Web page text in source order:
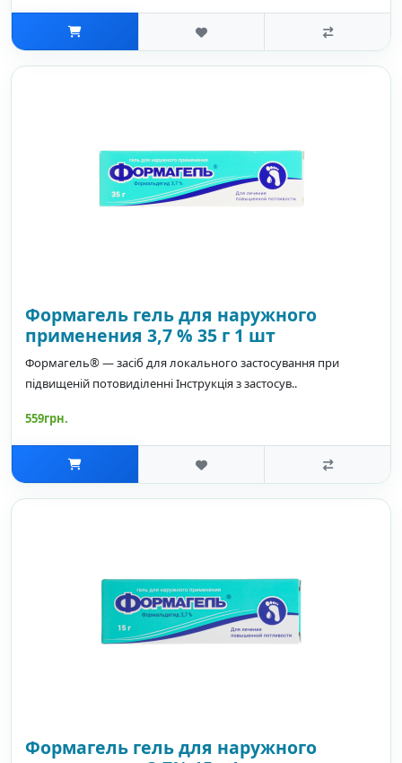
Формагель гель для наружного
применения 3,7 % 35 г 1 шт
Формагель® — засіб для локального застосування при
підвищеній потовиділенні Інструкція з застосув..
559грн.
Формагель гель для наружного